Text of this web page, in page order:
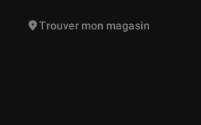
vont vous être proposées
Trouver mon magasin